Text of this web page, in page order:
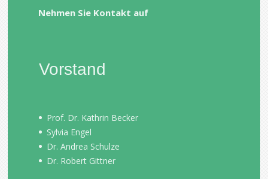
Nehmen Sie Kontakt auf
Vorstand
Prof. Dr. Kathrin Becker
Sylvia Engel
Dr. Andrea Schulze
Dr. Robert Gittner